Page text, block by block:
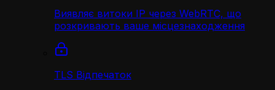
Виявляє витоки IP через WebRTC, що
розкривають ваше місцезнаходження
TLS Відпечаток